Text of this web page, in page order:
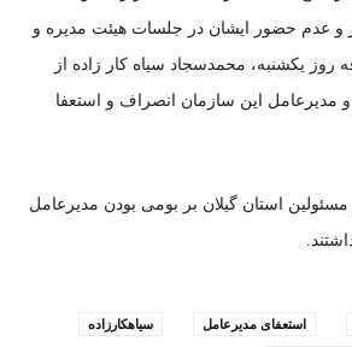
و عدم حضور ایشان در جلسات هیئت مدیره و
روز یکشنبه، محمدسجاد سیاه کار زاده از
مدیرعامل این سازمان انصراف و استعفا
استان گیلان بر بومی بودن مدیرعامل
استعفای مدیرعامل
سیاهکارزاده